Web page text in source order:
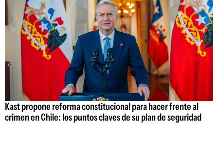
Kast propone reforma constitucional para hacer frente al
crimen en Chile: los puntos claves de su plan de seguridad